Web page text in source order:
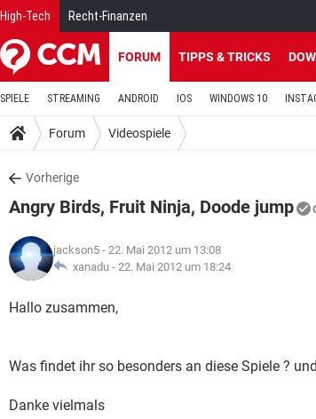
High-Tech Recht-Finanzen
FORUM TIPPS & TRICKS
SPIELE STREAMING ANDROID IOS WINDOWS 10
Forum Videospiele
Vorherige
Angry Birds, Fruit Ninja, Doode jump
jackson5 - 22. Mai 2012 um 13:08
xanadu - 22. Mai 2012 um 18:24
Hallo zusammen,
Was findet ihr so besonders an diese Spiele ?
Danke vielmals